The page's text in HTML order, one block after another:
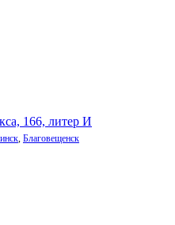
166, литер И
, Благовещенск